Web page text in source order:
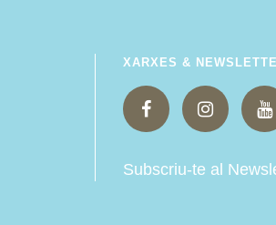
XARXES &
Subscriu-te al